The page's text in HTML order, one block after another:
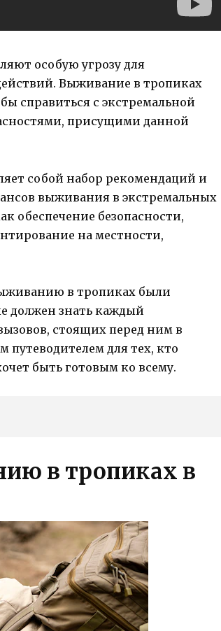
особую угрозу для
Выживание в тропиках
справиться с экстремальной
присущими данной
собой набор рекомендаций и
выживания в экстремальных
обеспечение безопасности,
на местности,
в тропиках были
должен знать каждый
стоящих перед ним в
путеводителем для тех, кто
быть готовым ко всему.
в тропиках в